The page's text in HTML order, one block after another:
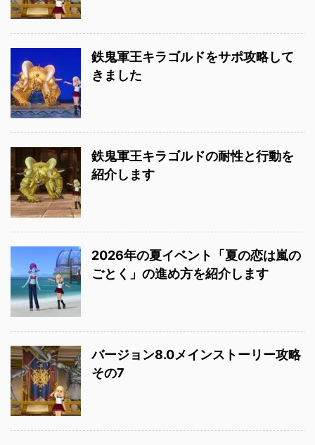
鉄鬼軍王キラゴルドをサポ攻略して
きました
鉄鬼軍王キラゴルドの耐性と行動を
紹介します
2026年の夏イベント「夏の恋は嵐の
ごとく」の進め方を紹介します
バージョン8.0メインストーリー攻略
その7